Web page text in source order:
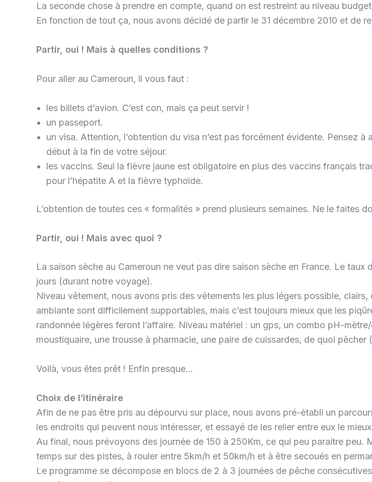
La seconde chose à prendre en compte, quand on est restreint au niveau
En fonction de tout ça, nous avons décidé de partir le 31 décembre 2010 et de
Partir, oui ! Mais à quelles conditions ?
Pour aller au Cameroun, il vous faut :
les billets d’avion. C’est con, mais ça peut servir !
un passeport.
un visa. Attention, l’obtention du visa n’est pas forcément évidente. Pensez
début à la fin de votre séjour.
les vaccins. Seul la fièvre jaune est obligatoire en plus des vaccins français
pour l’hépatite A et la fièvre typhoïde.
L’obtention de toutes ces « formalités » prend plusieurs semaines. Ne le faites
Partir, oui ! Mais avec quoi ?
La saison sèche au Cameroun ne veut pas dire saison sèche en France. Le
jours (durant notre voyage).
Niveau vêtement, nous avons pris des vêtements les plus légers possible,
ambiante sont difficilement supportables, mais c’est toujours mieux que les
randonnée légères feront l’affaire. Niveau matériel : un gps, un combo pH-
moustiquaire, une trousse à pharmacie, une paire de cuissardes, de quoi
Voilà, vous êtes prêt ! Enfin presque…
Choix de l’itinéraire
Afin de ne pas être pris au dépourvu sur place, nous avons pré-établi un
les endroits qui peuvent nous intéresser, et essayé de les relier entre eux le
Au final, nous prévoyons des journée de 150 à 250Km, ce qui peu paraitre peu.
temps sur des pistes, à rouler entre 5km/h et 50km/h et à être secoués en
Le programme se décompose en blocs de 2 à 3 journées de pêche